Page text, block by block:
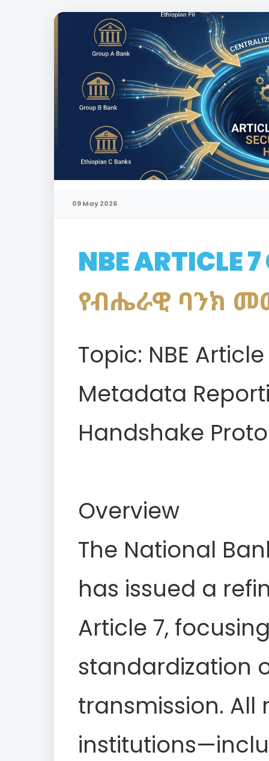
09 May 2026
NBE ARTICLE
የብሔራዊ ባንክ
Topic: NBE
Metadata
Handshake
Overview
The National
has issued a
Article 7,
standardization
transmission.